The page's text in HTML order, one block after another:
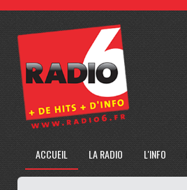
ACCUEIL LA RADIO L'INFO